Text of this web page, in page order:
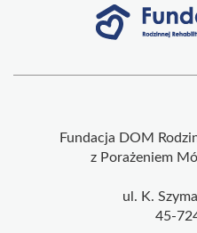
Fundacja DOM
z Porażeniem
ul. K.
45-